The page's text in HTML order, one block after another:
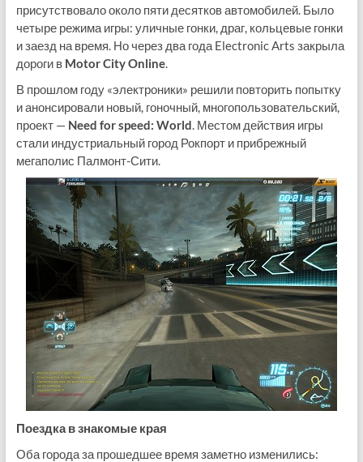
присутствовало около пяти десятков автомобилей. Было
четыре режима игры: уличные гонки, драг, кольцевые гонки
и заезд на время. Но через два года Electronic Arts закрыла
дороги в Motor City Online.
В прошлом году «электроники» решили повторить попытку
и анонсировали новый, гоночный, многопользовательский,
проект — Need for speed: World. Местом действия игры
стали индустриальный город Рокпорт и прибрежный
мегаполис Палмонт-Сити.
Поездка в знакомые края
Оба города за прошедшее время заметно изменились: